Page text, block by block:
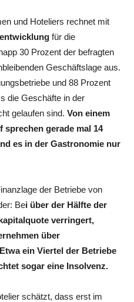
und Hoteliers rechnet mit
für die
30 Prozent der befragten
Geschäftslage aus.
und 88 Prozent
die Geschäfte in der
gelaufen sind. Von einem
sprechen gerade mal 14
es in der Gastronomie nur
der Betriebe von
Bei über der Hälfte der
verringert,
über
Etwa ein Viertel der Betriebe
sogar eine Insolvenz.
schätzt, dass erst im